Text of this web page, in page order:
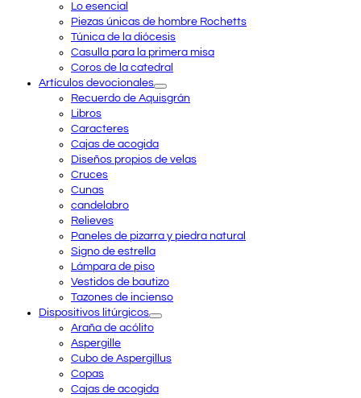
Lo esencial
Piezas únicas de hombre Rochetts
Túnica de la diócesis
Casulla para la primera misa
Coros de la catedral
Artículos devocionales
Recuerdo de Aquisgrán
Libros
Caracteres
Cajas de acogida
Diseños propios de velas
Cruces
Cunas
candelabro
Relieves
Paneles de pizarra y piedra natural
Signo de estrella
Lámpara de piso
Vestidos de bautizo
Tazones de incienso
Dispositivos litúrgicos
Araña de acólito
Aspergille
Cubo de Aspergillus
Copas
Cajas de acogida